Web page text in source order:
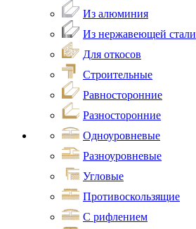
Из алюминия
Из нержавеющей стали
Для откосов
Строительные
Равносторонние
Разносторонние
Одноуровневые
Разноуровневые
Угловые
Противоскользящие
С рифлением